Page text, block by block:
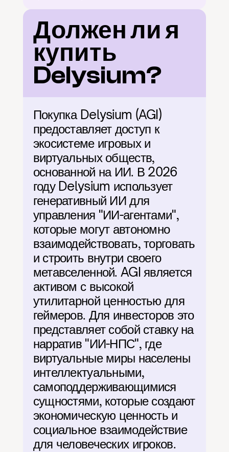
Должен ли я
купить
Delysium?
Покупка Delysium (AGI)
предоставляет доступ к
экосистеме игровых и
виртуальных обществ,
основанной на ИИ. В 2026
году Delysium использует
генеративный ИИ для
управления "ИИ-агентами",
которые могут автономно
взаимодействовать, торговать
и строить внутри своего
метавселенной. AGI является
активом с высокой
утилитарной ценностью для
геймеров. Для инвесторов это
представляет собой ставку на
нарратив "ИИ-НПС", где
виртуальные миры населены
интеллектуальными,
самоподдерживающимися
сущностями, которые создают
экономическую ценность и
социальное взаимодействие
для человеческих игроков.